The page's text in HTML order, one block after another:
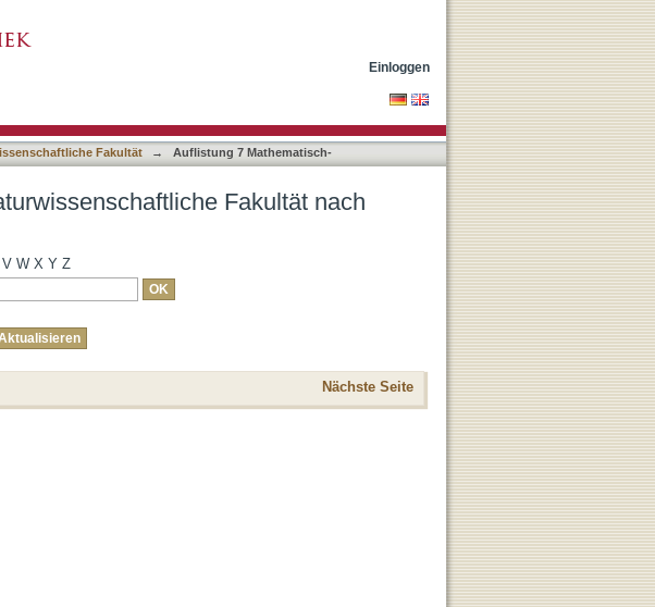
Einloggen
Fakultät →
Auflistung 7 Mathematisch-
Fakultät nach
V W X Y Z
Nächste Seite